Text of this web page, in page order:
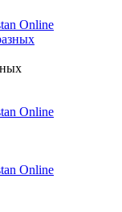
Online
Online
Online